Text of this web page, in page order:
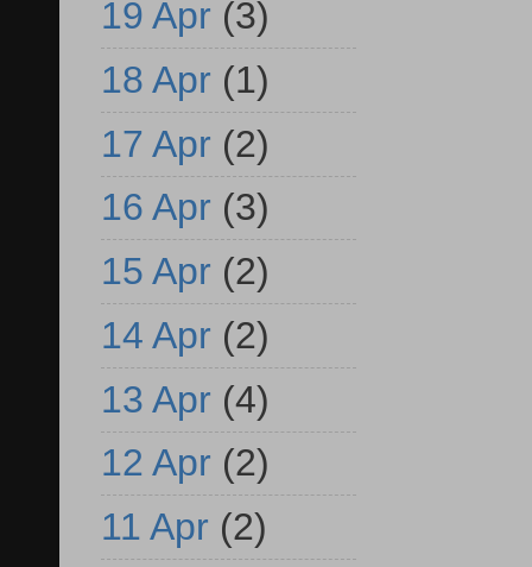
19 Apr (3)
18 Apr (1)
17 Apr (2)
16 Apr (3)
15 Apr (2)
14 Apr (2)
13 Apr (4)
12 Apr (2)
11 Apr (2)